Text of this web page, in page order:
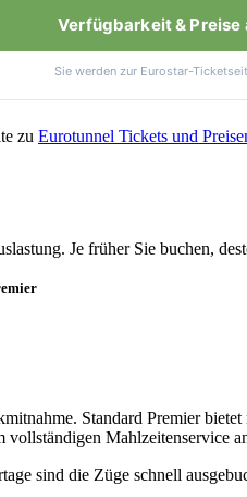
Verfügbarkeit & Preise
Sie werden zur Eurostar-
zu Eurotunnel Tickets und
Je früher Sie buchen,
Standard Premier
Mahlzeitenservice
sind die Züge schnell